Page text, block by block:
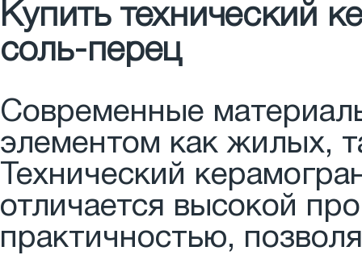
Купить технический
соль-перец
Современные
элементом как жилых,
Технический
отличается высокой
практичностью,